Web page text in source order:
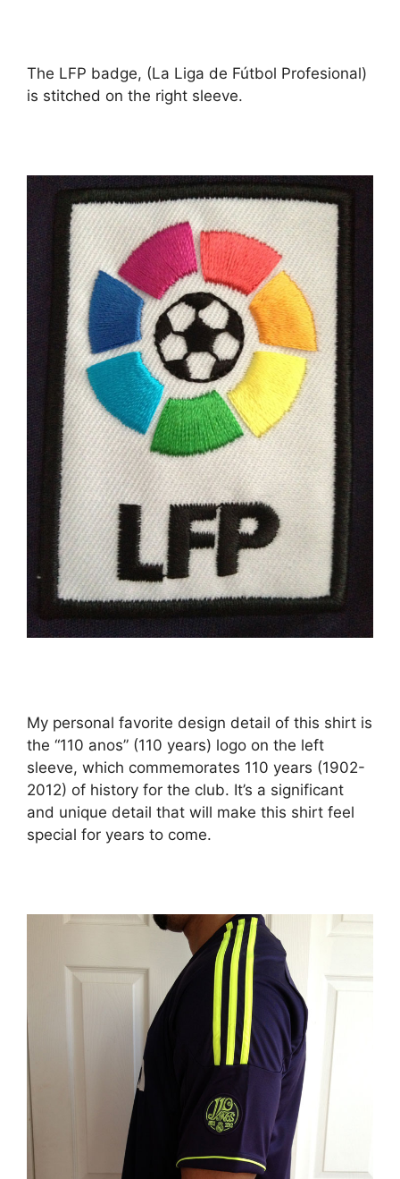
The LFP badge, (La Liga de Fútbol Profesional)
is stitched on the right sleeve.
My personal favorite design detail of this shirt is
the “110 anos” (110 years) logo on the left
sleeve, which commemorates 110 years (1902-
2012) of history for the club. It’s a significant
and unique detail that will make this shirt feel
special for years to come.